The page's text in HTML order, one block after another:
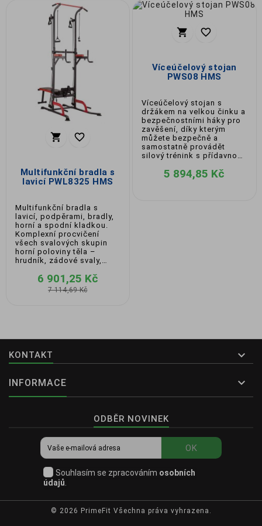
 
Multifunkční bradla s
lavicí PWL8325 HMS
Multifunkční bradla s
lavicí, podpěrami, bradly,
horní a spodní kladkou.
Komplexní procvičení
všech svalových skupin
horní poloviny těla –
hrudník, zádové svaly,
6 901,25 Kč
7 114,69 Kč
 
Víceúčelový stojan
PWS08 HMS
Víceúčelový stojan s
držákem na velkou činku a
bezpečnostními háky pro
zavěšení, díky kterým
můžete bezpečně a
samostatně provádět
silový trénink s přídavnou
5 894,85 Kč
KONTAKT 
INFORMACE 
ODBĚR NOVINEK
OK
Souhlasím se zpracováním osobních
údajů
© 2026 PrimeFit Všechna práva vyhrazena.